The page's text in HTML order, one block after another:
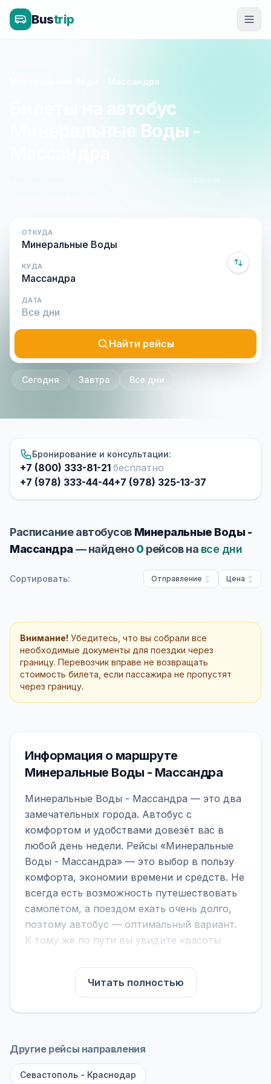
Bustrip
Минеральные Воды - Массандра
Билеты на автобус
Минеральные Воды -
ОТКУДА
КУДА
ДАТА
Найти рейсы
Сегодня Завтра Все дни
Бронирование и консультации:
+7 (800) 333-81-21 бесплатно
+7 (978) 333-44-44+7 (978) 325-13-37
Расписание автобусов Минеральные Воды -
Массандра— найдено0 рейсов на все дни
Сортировать: Отправление Цена
Внимание! Убедитесь, что вы собрали все
необходимые документы для поездки через
границу. Перевозчик вправе не возвращать
стоимость билета, если пассажира не пропустят
через границу.
Информация о маршруте
Минеральные Воды - Массандра
Минеральные Воды - Массандра — это два
замечательных города. Автобус с
комфортом и удобствами довезёт вас в
любой день недели. Рейсы «Минеральные
Воды - Массандра» — это выбор в пользу
комфорта, экономии времени и средств. Не
всегда есть возможность путешествовать
самолётом, а поездом ехать очень долго,
поэтому автобус — оптимальный вариант.
К тому же по пути вы увидите красоты
На нашем сайте вы можете найти
расписание автобусов Минеральные Воды -
Массандра, сравнить рейсы и выбрать
обратите внимание на микроавтобусы (8–18
большие автобусы (от 40 мест): у них лучше
Читать полностью
Другие рейсы направления
Севастополь - Краснодар